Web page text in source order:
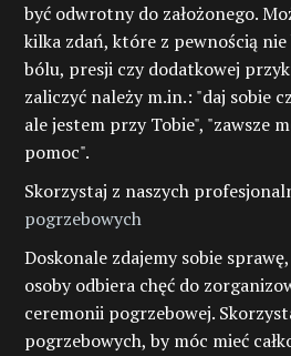
być odwrotny do założonego.
kilka zdań, które z pewnością nie
bólu, presji czy dodatkowej
zaliczyć należy m.in.: "daj sobie
ale jestem przy Tobie", "zawsze
pomoc".
Skorzystaj z naszych
pogrzebowych
Doskonale zdajemy sobie
osoby odbiera chęć do
ceremonii pogrzebowej.
pogrzebowych, by móc mieć